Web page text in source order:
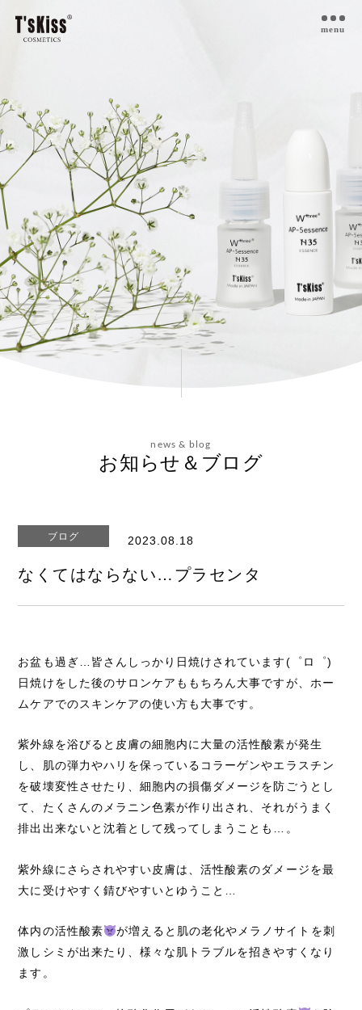
私たちのプラセンタ
開発インタビュー
商品一覧
取扱ご検討サロン様へ
お取扱サロン
お知らせ・ブログ
会社概要
お問い合わせ
menu
news & blog
お知らせ＆ブログ
ブログ 2023.08.18
なくてはならない…プラセンタ
お盆も過ぎ…皆さんしっかり日焼けされています(゜ロ゜)
日焼けをした後のサロンケアももちろん大事ですが、ホー
ムケアでのスキンケアの使い方も大事です。
紫外線を浴びると皮膚の細胞内に大量の活性酸素が発生
し、肌の弾力やハリを保っているコラーゲンやエラスチン
を破壊変性させたり、細胞内の損傷ダメージを防ごうとし
て、たくさんのメラニン色素が作り出され、それがうまく
排出出来ないと沈着として残ってしまうことも…。
紫外線にさらされやすい皮膚は、活性酸素のダメージを最
大に受けやすく錆びやすいとゆうこと…
体内の活性酸素
が増えると肌の老化やメラノサイトを刺
激しシミが出来たり、様々な肌トラブルを招きやすくなり
ます。